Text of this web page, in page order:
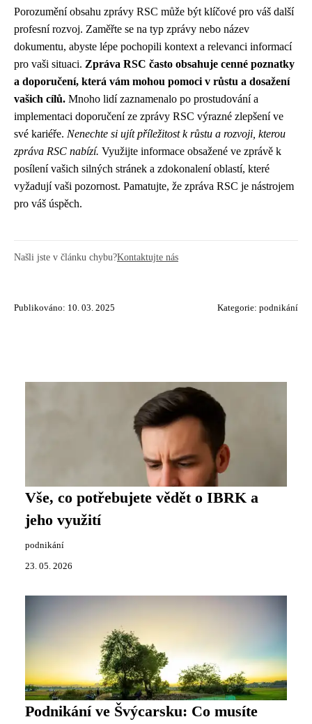
Porozumění obsahu zprávy RSC může být klíčové pro váš další
profesní rozvoj. Zaměřte se na typ zprávy nebo název
dokumentu, abyste lépe pochopili kontext a relevanci informací
pro vaši situaci. Zpráva RSC často obsahuje cenné poznatky
a doporučení, která vám mohou pomoci v růstu a dosažení
vašich cílů. Mnoho lidí zaznamenalo po prostudování a
implementaci doporučení ze zprávy RSC výrazné zlepšení ve
své kariéře. Nenechte si ujít příležitost k růstu a rozvoji, kterou
zpráva RSC nabízí. Využijte informace obsažené ve zprávě k
posílení vašich silných stránek a zdokonalení oblastí, které
vyžadují vaši pozornost. Pamatujte, že zpráva RSC je nástrojem
pro váš úspěch.
Našli jste v článku chybu?Kontaktujte nás
Publikováno: 10. 03. 2025 Kategorie: podnikání
Vše, co potřebujete vědět o IBRK a
jeho využití
podnikání
23. 05. 2026
Podnikání ve Švýcarsku: Co musíte